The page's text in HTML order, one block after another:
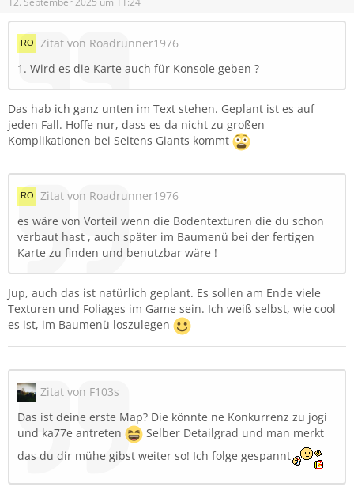
FarminTim
*Ein Fertigstellungsdatum kann ich noch nicht angeben,
aber die Map soll geplant für den Modhub und für
Zitat von Roadrunner1976
1. Wird es die Karte auch für Konsole geben ?
Das hab ich ganz unten im Text stehen. Geplant ist es auf
jeden Fall. Hoffe nur, dass es da nicht zu großen
Komplikationen bei Seitens Giants kommt
Zitat von Roadrunner1976
es wäre von Vorteil wenn die Bodentexturen die du schon
verbaut hast , auch später im Baumenü bei der fertigen
Karte zu finden und benutzbar wäre !
Jup, auch das ist natürlich geplant. Es sollen am Ende viele
Texturen und Foliages im Game sein. Ich weiß selbst, wie cool
es ist, im Baumenü loszulegen
Zitat von F103s
Das ist deine erste Map? Die könnte ne Konkurrenz zu jogi
und ka77e antreten
Selber Detailgrad und man merkt
das du dir mühe gibst weiter so! Ich folge gespannt